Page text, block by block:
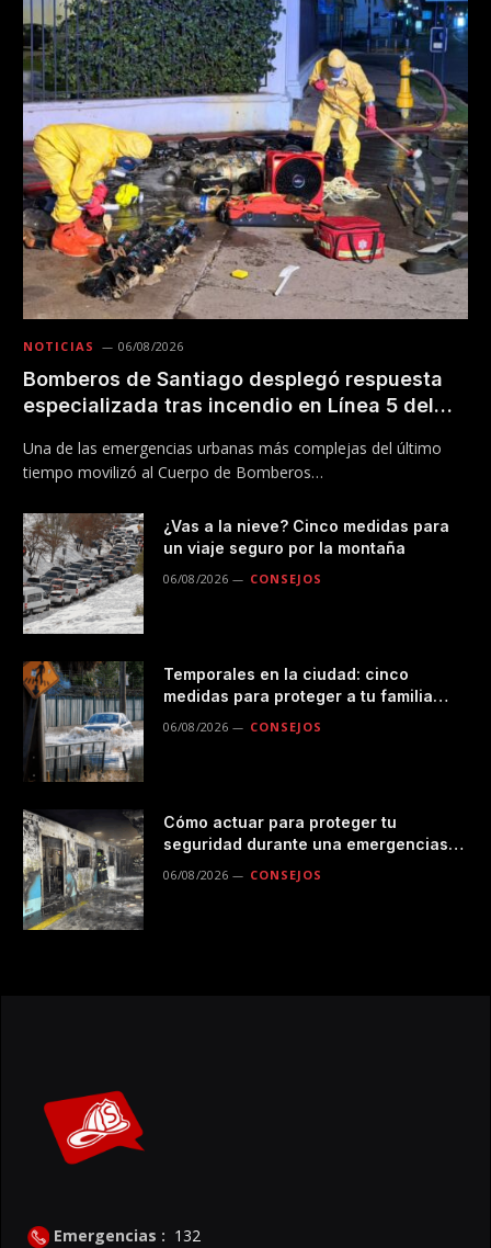
NOTICIAS 06/08/2026
Bomberos de Santiago desplegó respuesta
especializada tras incendio en Línea 5 del
Una de las emergencias urbanas más complejas del último
tiempo movilizó al Cuerpo de Bomberos…
¿Vas a la nieve? Cinco medidas para
un viaje seguro por la montaña
06/08/2026 CONSEJOS
Temporales en la ciudad: cinco
medidas para proteger a tu familia
durante las lluvias
06/08/2026 CONSEJOS
Cómo actuar para proteger tu
seguridad durante una emergencias
en el transporte público
06/08/2026 CONSEJOS
Emergencias : 132